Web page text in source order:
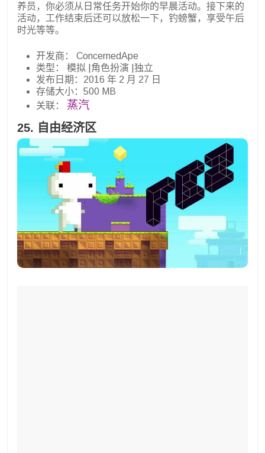
养员，你必须从日常任务开始你的早晨活动。接下来的
活动，工作结束后还可以放松一下，钓螃蟹，享受午后
时光等等。
开发商： ConcernedApe
类型： 模拟 |角色扮演 |独立
发布日期：2016 年 2 月 27 日
存储大小：500 MB
关联： 蒸汽
25. 自由经济区